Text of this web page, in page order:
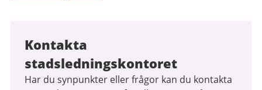
Kontakta
stadsledningskontoret
Har du synpunkter eller frågor kan du kontakta